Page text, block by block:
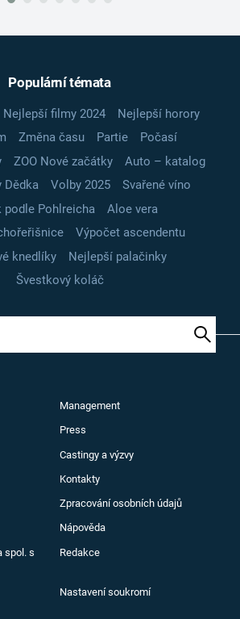
Populární témata
Nejlepší filmy 2024
Nejlepší horory
Změna času Partie
Počasí
ZOO Nové začátky
Auto – katalog
Dědka
Volby 2025
Svařené víno
podle Pohlreicha
Aloe vera
Výpočet ascendentu
knedlíky
Nejlepší palačinky
Švestkový koláč
Management
Press
Castingy a výzvy
Kontakty
Zpracování osobních údajů
Nápověda
spol. s
Redakce
Nastavení soukromí